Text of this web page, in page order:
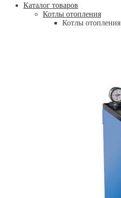
Каталог товаров
Котлы отопления
Котлы отопления